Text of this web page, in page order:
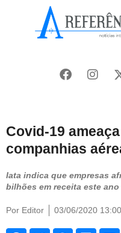
Covid-19
companhias
Iata indica que empresas
bilhões em receita este
Por Editor 03/06/2020 13:00